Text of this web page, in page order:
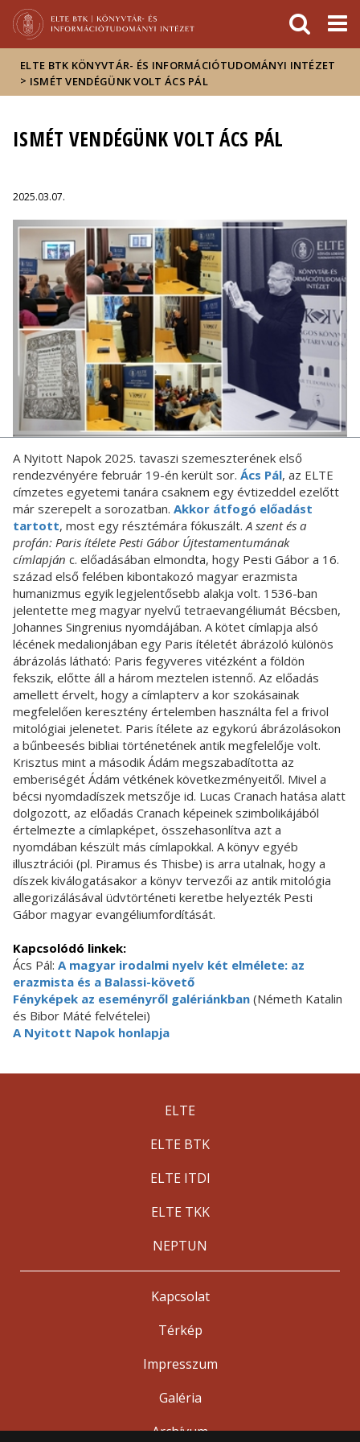
Hírek
Események
ELTE a
sajtóban
ELTE BTK KÖNYVTÁR- ÉS INFORMÁCIÓTUDOMÁNYI INTÉZET
> ISMÉT VENDÉGÜNK VOLT ÁCS PÁL
ISMÉT VENDÉGÜNK VOLT ÁCS PÁL
2025.03.07.
A Nyitott Napok 2025. tavaszi szemeszterének első
rendezvényére február 19-én került sor. Ács Pál, az ELTE
címzetes egyetemi tanára csaknem egy évtizeddel ezelőtt
már szerepelt a sorozatban. Akkor átfogó előadást
tartott, most egy résztémára fókuszált.A szent és a
profán: Paris ítélete Pesti Gábor Újtestamentumának
címlapján c. előadásában elmondta, hogy Pesti Gábor a 16.
század első felében kibontakozó magyar erazmista
humanizmus egyik legjelentősebb alakja volt. 1536-ban
jelentette meg magyar nyelvű tetraevangéliumát Bécsben,
Johannes Singrenius nyomdájában. A kötet címlapja alsó
lécének medalionjában egy Paris ítéletét ábrázoló különös
ábrázolás látható: Paris fegyveres vitézként a földön
fekszik, előtte áll a három meztelen istennő. Az előadás
amellett érvelt, hogy a címlapterv a kor szokásainak
megfelelően keresztény értelemben használta fel a frivol
mitológiai jelenetet. Paris ítélete az egykorú ábrázolásokon
a bűnbeesés bibliai történetének antik megfelelője volt.
Krisztus mint a második Ádám megszabadította az
emberiségét Ádám vétkének következményeitől. Mivel a
bécsi nyomdadíszek metszője id. Lucas Cranach hatása alatt
dolgozott, az előadás Cranach képeinek szimbolikájából
értelmezte a címlapképet, összehasonlítva azt a
nyomdában készült más címlapokkal. A könyv egyéb
illusztrációi (pl. Piramus és Thisbe) is arra utalnak, hogy a
díszek kiválogatásakor a könyv tervezői az antik mitológia
allegorizálásával üdvtörténeti keretbe helyezték Pesti
Gábor magyar evangéliumfordítását.
Kapcsolódó linkek:
Ács Pál: A magyar irodalmi nyelv két elmélete: az
erazmista és a Balassi-követő
Fényképek az eseményről galériánkban (Németh Katalin
és Bibor Máté felvételei)
A Nyitott Napok honlapja
ELTE
ELTE BTK
ELTE ITDI
ELTE TKK
NEPTUN
Kapcsolat
Térkép
Impresszum
Galéria
Archívum